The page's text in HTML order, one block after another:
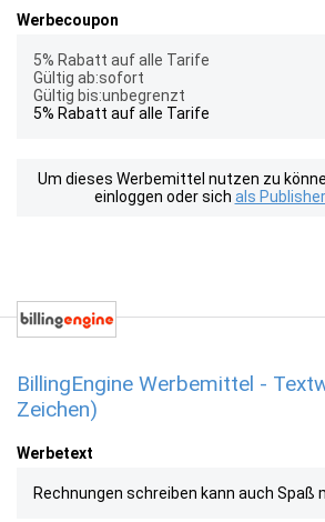
Werbecoupon
5% Rabatt auf alle Tarife
Gültig ab:sofort
Gültig bis:unbegrenzt
5% Rabatt auf alle Tarife
Um dieses Werbemittel nutzen zu
einloggen oder sich als
BillingEngine Werbemittel -
Zeichen)
Werbetext
Rechnungen schreiben kann auch Spaß